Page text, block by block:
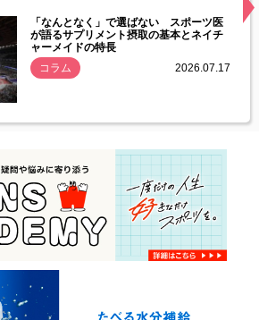
「なんとなく」で選ばない スポーツ医
が語るサプリメント摂取の基本とネイチ
ャーメイドの特長
コラム
2026.07.17